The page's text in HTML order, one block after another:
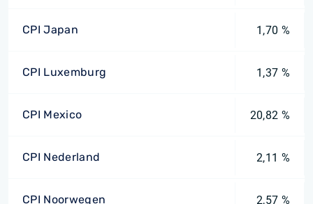
CPI Japan 1,70 %
CPI Luxemburg 1,37 %
CPI Mexico 20,82 %
CPI Nederland 2,11 %
CPI Noorwegen 2,57 %